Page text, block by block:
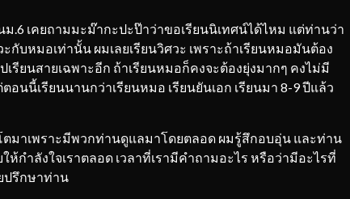
ม.6 เคยถามมะม๊ากะปะป๊าว่าขอเรียนนิเทศน์ได้ไหม แต่ท่านว่า
กับหมอเท่านั้น ผมเลยเรียนวิศวะ เพราะถ้าเรียนหมอมันต้อง
เรียนสายเฉพาะอีก ถ้าเรียนหมอก็คงจะต้องยุ่งมากๆ คงไม่มี
นนี้เรียนนานกว่าเรียนหมอ เรียนยันเอก เรียนมา 8-9 ปีแล้ว
ตมาเพราะมีพวกท่านดูแลมาโดยตลอด ผมรู้สึกอบอุ่น และท่าน
กำลังใจเราตลอด เวลาที่เรามีคำถามอะไร หรือว่ามีอะไรที่
ปรึกษาท่าน